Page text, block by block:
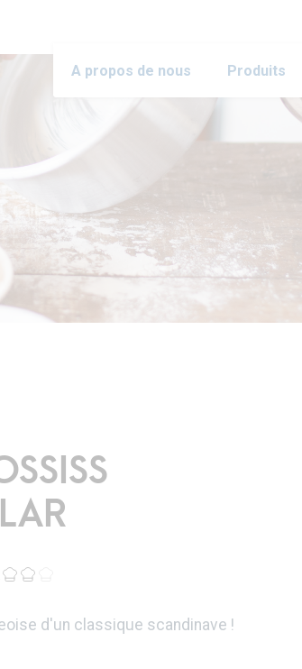
A propos de nous Produits
d'un classique scandinave !